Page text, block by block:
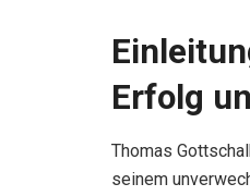
Erfolg
Thomas
seinem